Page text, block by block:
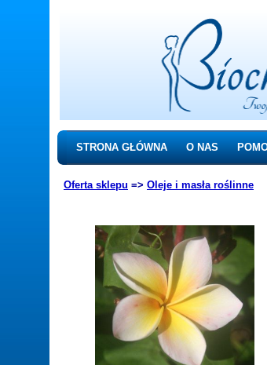
STRONA GŁÓWNA O NAS
Oferta sklepu => Oleje i masła roślinne